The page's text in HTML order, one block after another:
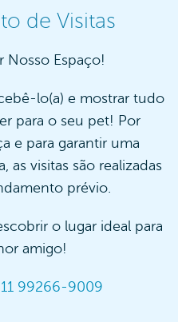
de Visitas
Nosso Espaço!
lo(a) e mostrar tudo
para o seu pet! Por
e para garantir uma
as visitas são realizadas
prévio.
o lugar ideal para
amigo!
99266-9009